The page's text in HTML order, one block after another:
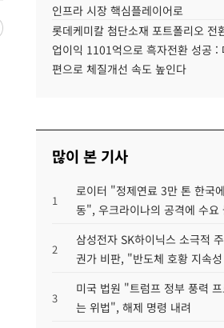
인프라 시장 핵심플레이어로
롯데케미칼 첨단소재 포트폴리오 전
업이익 1101억으로 흑자전환 성공 :
편으로 체질개선 속도 높인다
많이 본 기사
1
로이터 "정제연료 3만 톤 한국
동", 우크라이나의 공격에 수요
2
삼성전자 SK하이닉스 소극적
권가 비판, "반도체 호황 지속
3
미국 법원 "트럼프 정부 풍력
는 위법", 해제 명령 내려